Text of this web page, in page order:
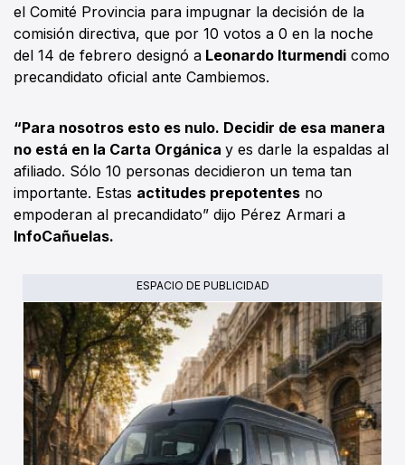
el Comité Provincia para impugnar la decisión de la
comisión directiva, que por 10 votos a 0 en la noche
del 14 de febrero designó a Leonardo Iturmendi como
precandidato oficial ante Cambiemos.
“Para nosotros esto es nulo. Decidir de esa manera
no está en la Carta Orgánica y es darle la espaldas al
afiliado. Sólo 10 personas decidieron un tema tan
importante. Estas actitudes prepotentes no
empoderan al precandidato” dijo Pérez Armari a
InfoCañuelas.
ESPACIO DE PUBLICIDAD